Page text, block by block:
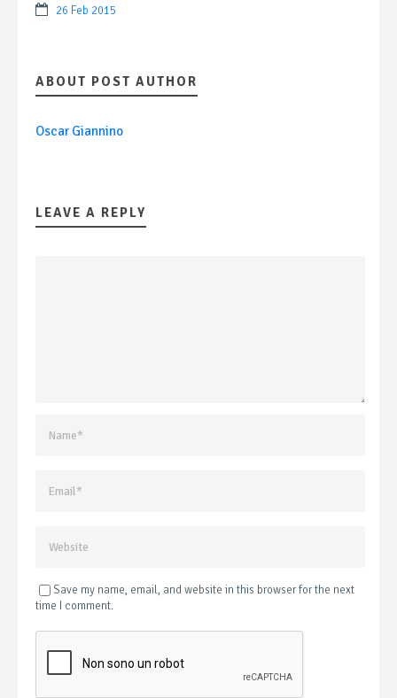
26 Feb 2015
ABOUT POST AUTHOR
Oscar Giannino
LEAVE A REPLY
Save my name, email, and website in this browser for the next
time I comment.